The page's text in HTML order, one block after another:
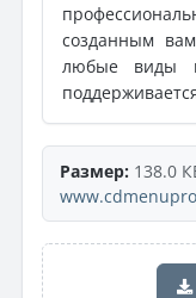
созданным
любые виды
Размер: 138.0